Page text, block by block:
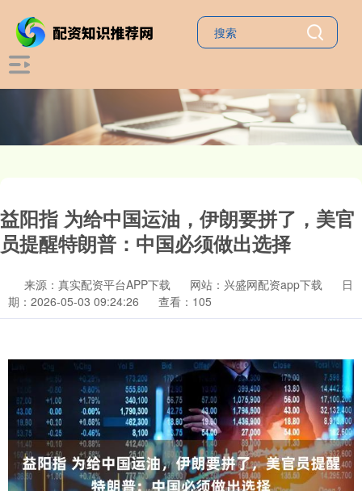
益阳指 为给中国运油，伊朗要拼了，美官
员提醒特朗普：中国必须做出选择
来源：真实配资平台APP下载 网站：兴盛网配资app下载
日
期：2026-05-03 09:24:26
查看：105